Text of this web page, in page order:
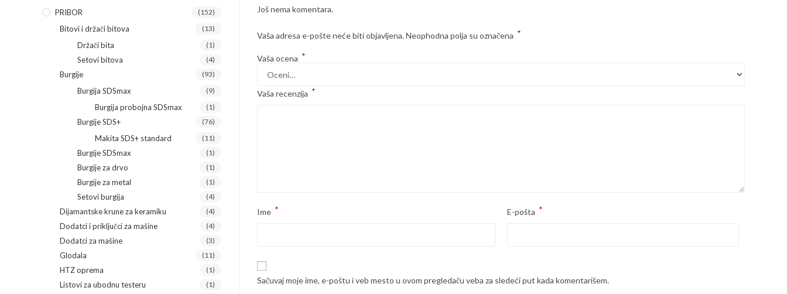
Još nema komentara.
Vaša adresa e-pošte neće biti objavljena.Neophodna polja su označena *
Vaša ocena *
Vaša recenzija *
Ime * E-pošta *
Sačuvaj moje ime, e-poštu i veb mesto u ovom pregledaču veba za sledeći put kada komentarišem.
PRIBOR (152)
Bitovi i držači bitova (13)
Držači bita (1)
Setovi bitova (4)
Burgije (93)
Burgija SDSmax (9)
Burgija probojna SDSmax (1)
Burgije SDS+ (76)
Makita SDS+ standard (11)
Burgije SDSmax (1)
Burgije za drvo (1)
Burgije za metal (1)
Setovi burgija (4)
Dijamantske krune za keramiku (4)
Dodatci i priključci za mašine (4)
Dodatci za mašine (3)
Glodala (11)
HTZ oprema (1)
Listovi za ubodnu testeru (1)